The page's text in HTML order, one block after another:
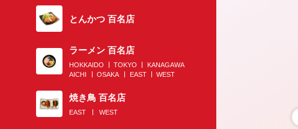
とんかつ 百名店
ラーメン 百名店
HOKKAIDO TOKYO
KANAGAWA
AICHI
OSAKA EAST WEST
焼き鳥 百名店
EAST WEST
がっつり肉、なのに軽～い！ 雰囲気抜群